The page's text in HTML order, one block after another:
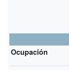
Ocupación